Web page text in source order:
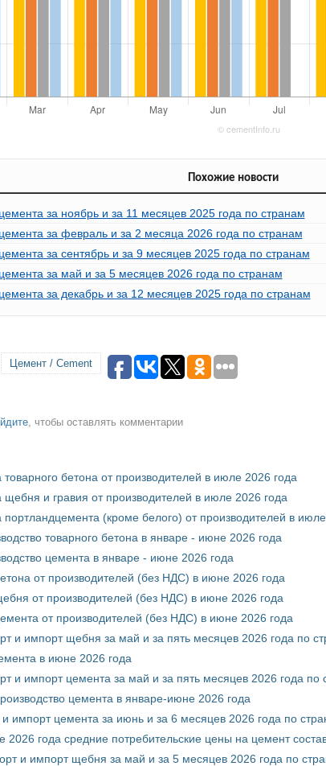
Похожие новости
за ноябрь и за 11 месяцев 2025 года по странам
за февраль и за 2 месяца 2026 года по странам
за сентябрь и за 9 месяцев 2025 года по странам
за май и за 5 месяцев 2026 года по странам
за декабрь и за 12 месяцев 2025 года по странам
Цемент / Cement
, чтобы оставлять комментарии
товарного бетона от производителей в июле 2026 года
щебня и гравия от производителей в июле 2026 года
портландцемента (кроме белого) от производителей в
товарного бетона в январе - июне 2026 года
цемента в январе - июне 2026 года
от производителей (без НДС) в июне 2026 года
от производителей (без НДС) в июне 2026 года
от производителей (без НДС) в июне 2026 года
и импорт щебня за май и за пять месяцев 2026 года по
в июне 2026 года
и импорт цемента за май и за пять месяцев 2026 года по
цемента в январе-июне 2026 года
и импорт цемента за июнь и за 6 месяцев 2026 года по
2026 года средние потребительские цены на цемент
и импорт щебня за май и за 5 месяцев 2026 года по